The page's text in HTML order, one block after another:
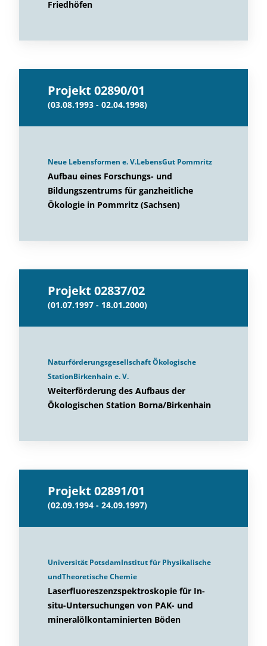
Friedhöfen
Projekt 02890/01
(03.08.1993 - 02.04.1998)
Neue Lebensformen e. V.LebensGut Pommritz
Aufbau eines Forschungs- und
Bildungszentrums für ganzheitliche
Ökologie in Pommritz (Sachsen)
Projekt 02837/02
(01.07.1997 - 18.01.2000)
Naturförderungsgesellschaft Ökologische
StationBirkenhain e. V.
Weiterförderung des Aufbaus der
Ökologischen Station Borna/Birkenhain
Projekt 02891/01
(02.09.1994 - 24.09.1997)
Universität PotsdamInstitut für Physikalische
undTheoretische Chemie
Laserfluoreszenzspektroskopie für In-
situ-Untersuchungen von PAK- und
mineralölkontaminierten Böden